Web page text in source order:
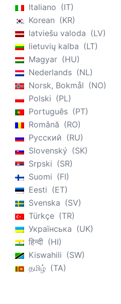
か治療を要するかを適切に判
す。 3) 新しいつながり方や余
ウンを意味するソーシャル・
肉と言わざるを得ません。物
的なつながりを保つ方法を見
社会的孤立や孤独は死亡率や
す。そのため、自宅にいなが
取り合うこと、家族と一緒の
を行うことなどが、隔離中の
ました。 4) 不確実性を管理す
元の生活に戻れるのかといっ
す。ポジティブな感情もネガ
す。現在の状況に対して心配
めて妥当な反応です。ラス・
ス・コミットメント・セラピ
臨床家であり、現在の不確実
略としてとても役立つ情報を
たが悩んでいる考え（例：「
い」）を思い浮かべ、その考
に、この思考を「私は・・・
ズの中に入れ、これに30秒間
Italiano
IT
Korean
KR
latviešu valoda
LV
lietuvių kalba
LT
Magyar
HU
Nederlands
NL
Norsk, Bokmål
NO
Polski
PL
Português
PT
Română
RO
Русский
RU
Slovenský
SK
Srpski
SR
Suomi
FI
Eesti
ET
Svenska
SV
Türkçe
TR
Українська
UK
हिन्दी
HI
Kiswahili
SW
தமிழ்
TA